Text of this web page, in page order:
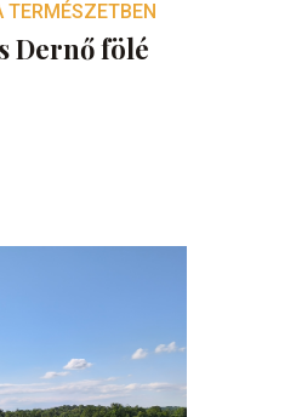
TERMÉSZETBEN
Dernő fölé